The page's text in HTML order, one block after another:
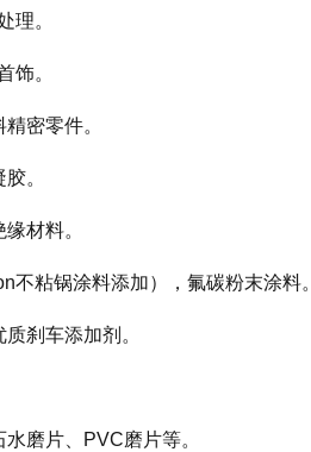
理。
饰。
密零件。
。
材料。
不粘锅涂料添加），氟碳粉末涂料
刹车添加剂。
磨片、 PVC磨片等。